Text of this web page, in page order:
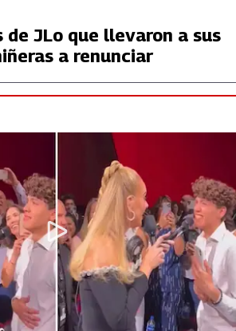
de JLo que llevaron a sus
a renunciar